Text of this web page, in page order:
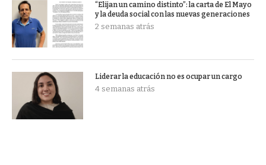
“Elijan un camino distinto”: la carta de El Mayo
y la deuda social con las nuevas generaciones
2 semanas atrás
Liderar la educación no es ocupar un cargo
4 semanas atrás